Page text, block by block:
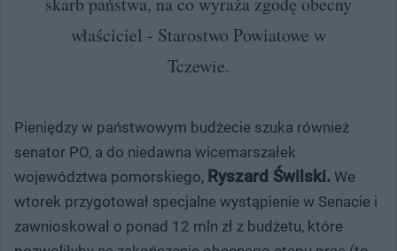
właściciel - Starostwo Powiatowe w
Tczewie.
Pieniędzy w państwowym budżecie szuka również
senator PO, a do niedawna wicemarszałek
województwa pomorskiego, Ryszard Świlski. We
wtorek przygotował specjalne wystąpienie w Senacie i
zawnioskował o ponad 12 mln zł z budżetu, które